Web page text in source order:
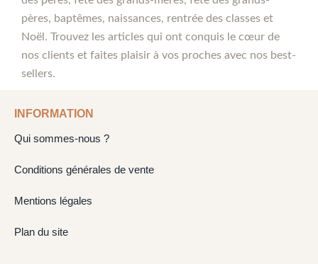
pères, baptêmes, naissances, rentrée des classes et
Noël. Trouvez les articles qui ont conquis le cœur de
nos clients et faites plaisir à vos proches avec nos best-
sellers.
INFORMATION
Qui sommes-nous ?
Conditions générales de vente
Mentions légales
Plan du site